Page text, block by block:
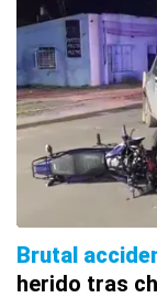
Brutal
herido tras